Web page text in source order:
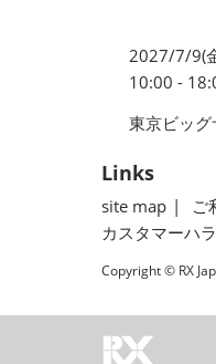
2027/7/9(
10:00 -
東京ビッ
Links
site map ご
カスタマーハ
Copyright © RX